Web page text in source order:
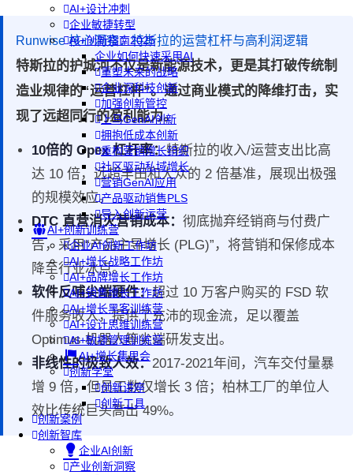
AI+设计冲刺
企业敏捷转型
AI+创新指南2025
企业如何快速采用AI
重塑未来的战略
企业深科技创新
加强创新管控
上马GenAI创新
拥抱低成本创新
重构营销增长组织
社区驱动私域增长
营销GenAI应用
产品驱动销售PLS
导入创新运营
AI+创新训练营
企业AI创新工作坊
AI+增长战略工作坊
AI+品牌增长工作坊
AI+销售增长工作坊
AI+增长黑客训练营
AI+设计思维训练营
AI+敏捷管理训练营
AI+增长集思会
创新学堂
创新讲座
创新工具
创新案例
创新智库
企业AI创新
产业创新洞察
Runwise 核心洞察：特斯拉的运营杠杆与高利润逻辑
特斯拉的护城河不仅是新能源技术，更是其打破传统制
造业规律的“运营杠杆”。通过商业模式的降维打击，实
现了远超同行的盈利能力。
10倍的 Opex 杠杆率：特斯拉的收入/运营支出比高
达 10 倍，远超丰田和大众的 2 倍基准，展现出极强
的规模效应。
DTC 直营消灭营销成本： 彻底抛弃经销商与付费广
告，采用“产品主导增长 (PLG)”，将营销和保修成本
降至行业冰点。
软件反哺尖端硬件：超过 10 万客户购买的 FSD 软
件服务收入，提供了充沛的现金流，足以覆盖
Optimus 机器人等尖端研发支出。
非线性的极致人效：2017-2021年间，汽车交付量暴
增 9 倍，但员工数仅增长 3 倍；柏林工厂的单位人
效比传统巨头高出 49%。